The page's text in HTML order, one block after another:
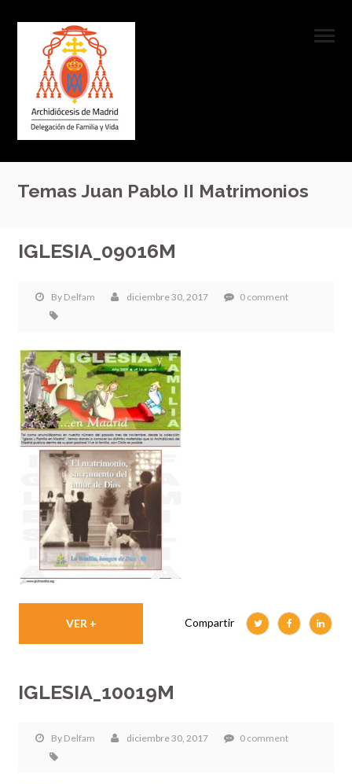
Temas Juan Pablo II Matrimonios
IGLESIA_09016M
By Delfam diciembre 30, 2017 0 comment
VER + Compartir
IGLESIA_10019M
By Delfam diciembre 30, 2017 0 comment